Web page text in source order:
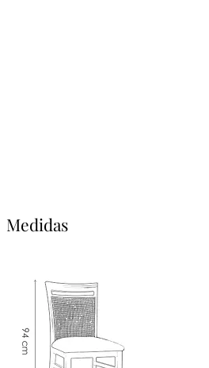
Medidas